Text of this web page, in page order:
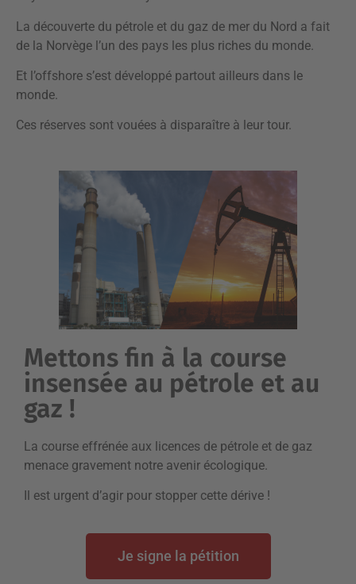
La découverte du pétrole et du gaz de mer du Nord a fait
de la Norvège l’un des pays les plus riches du monde.
Et l’offshore s’est développé partout ailleurs dans le
monde.
Ces réserves sont vouées à disparaître à leur tour.
Mettons fin à la course
insensée au pétrole et au
gaz !
La course effrénée aux licences de pétrole et de gaz
menace gravement notre avenir écologique.
Il est urgent d’agir pour stopper cette dérive !
Je signe la pétition